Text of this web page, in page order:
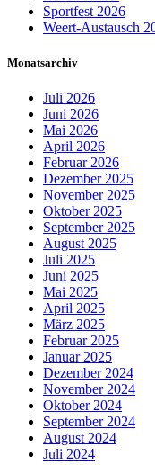
Sportfest 2026
Weert-Austausch
Monatsarchiv
Juli 2026
Juni 2026
Mai 2026
April 2026
Februar 2026
Dezember 2025
November 2025
Oktober 2025
September 2025
August 2025
Juli 2025
Juni 2025
Mai 2025
April 2025
März 2025
Februar 2025
Januar 2025
Dezember 2024
November 2024
Oktober 2024
September 2024
August 2024
Juli 2024